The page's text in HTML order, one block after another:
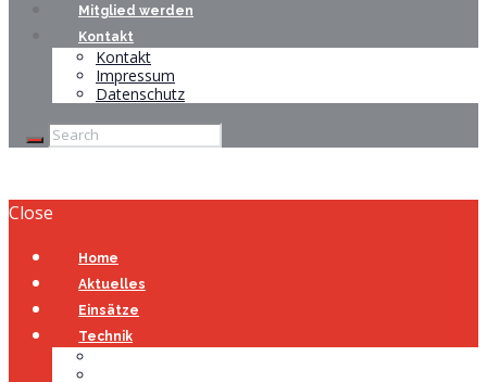
Mitglied werden
Kontakt
Kontakt
Impressum
Datenschutz
Close
Home
Aktuelles
Einsätze
Technik